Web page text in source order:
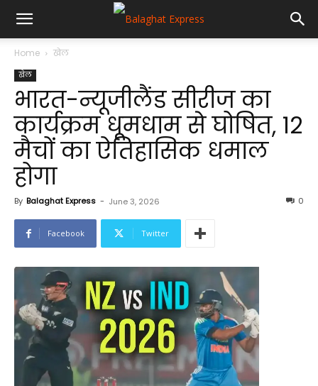
Home खेल
खेल
भारत-न्यूजीलैंड सीरीज का
कार्यक्रम धूमधाम से घोषित, 12
मैचों का ऐतिहासिक धमाल
होगा
By Balaghat Express - June 3, 2026 0
Facebook Twitter